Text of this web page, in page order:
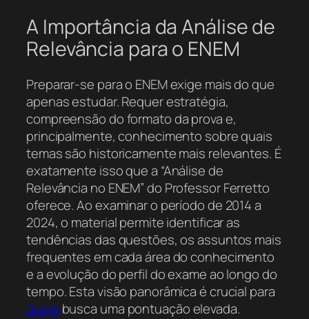
A Importância da Análise de
Relevância para o ENEM
Preparar-se para o ENEM exige mais do que
apenas estudar. Requer estratégia,
compreensão do formato da prova e,
principalmente, conhecimento sobre quais
temas são historicamente mais relevantes. É
exatamente isso que a “Análise de
Relevância no ENEM” do Professor Ferretto
oferece. Ao examinar o período de 2014 a
2024, o material permite identificar as
tendências das questões, os assuntos mais
frequentes em cada área do conhecimento
e a evolução do perfil do exame ao longo do
tempo. Esta visão panorâmica é crucial para
quembusca uma pontuação elevada.